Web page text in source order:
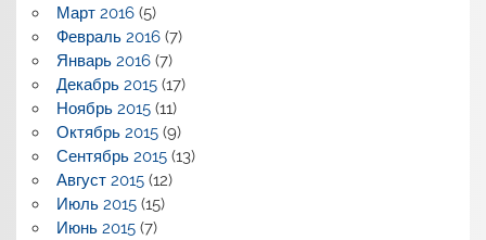
Март 2016(5)
Февраль 2016(7)
Январь 2016(7)
Декабрь 2015(17)
Ноябрь 2015(11)
Октябрь 2015(9)
Сентябрь 2015(13)
Август 2015(12)
Июль 2015(15)
Июнь 2015(7)